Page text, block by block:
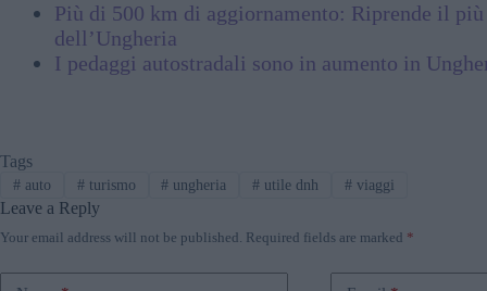
Più di 500 km di aggiornamento: Riprende il
dell’Ungheria
I pedaggi autostradali sono in aumento in
Tags
#auto #turismo # ungheria # utile dnh # viaggi
Leave a Reply
Your email address will not be published. Required fields are marked *